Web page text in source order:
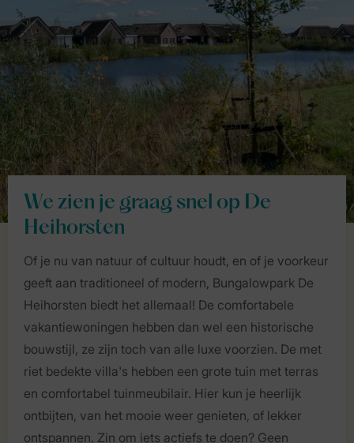
We zien je graag snel op De
Heihorsten
Of je nu van natuur of cultuur houdt, en of je voorkeur
geeft aan traditioneel of modern, Bungalowpark De
Heihorsten biedt het allemaal! De comfortabele
vakantiewoningen hebben dan wel een historische
bouwstijl, ze zijn toch van alle luxe voorzien. De met
riet bedekte villa's hebben een grote tuin met terras
en comfortabel tuinmeubilair. Hier kun je heerlijk
ontbijten, van het mooie weer genieten, of lekker
ontspannen. Zin om iets actiefs te doen? Geen